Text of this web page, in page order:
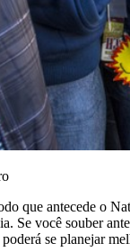
que antecede o
Se você souber
se planejar